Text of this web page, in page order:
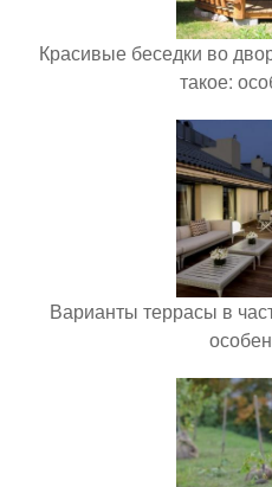
Красивые беседки во
такое:
Варианты террасы в